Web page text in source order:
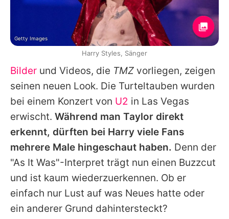
Bilder und Videos, die TMZ vorliegen, zeigen
seinen neuen Look. Die Turteltauben wurden
bei einem Konzert von U2 in Las Vegas
erwischt. Während man Taylor direkt
erkennt, dürften bei Harry viele Fans
mehrere Male hingeschaut haben. Denn der
"As It Was"-Interpret trägt nun einen Buzzcut
und ist kaum wiederzuerkennen. Ob er
einfach nur Lust auf was Neues hatte oder
ein anderer Grund dahintersteckt?
Getty Images
Harry Styles, Sänger